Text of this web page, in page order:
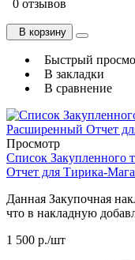
0 отзывов
В корзину
Быстрый
В закладки
В сравнение
Просмотр
Список Закупленного
Отчет для Тирика-
Данная Закупочная
что в накладную
1 500 р./шт